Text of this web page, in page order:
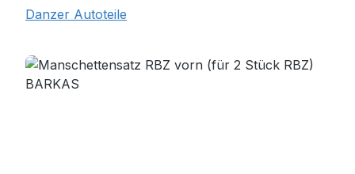
Danzer Autoteile
Bildergalerie überspringen